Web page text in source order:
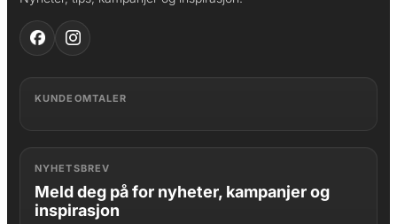
KUNDEOMTALER
NYHETSBREV
Meld deg på for nyheter, kampanjer og
inspirasjon